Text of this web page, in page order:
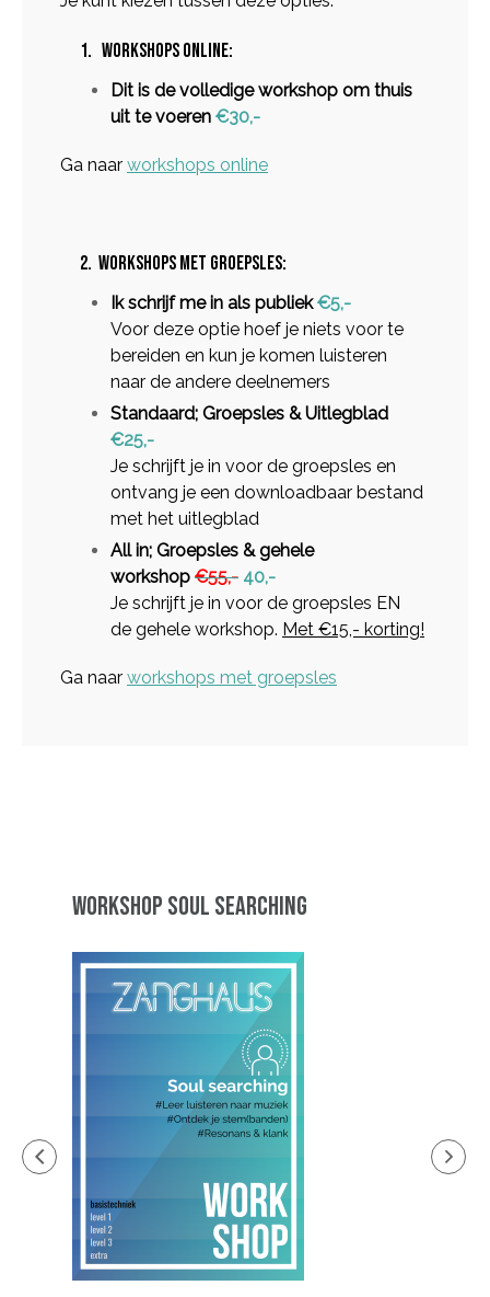
1. WORKSHOPS ONLINE:
Dit is de volledige workshop om thuis
uit te voeren €30,-
Ga naar workshops online
2. WORKSHOPS MET GROEPSLES:
Ik schrijf me in als publiek€5,-
Voor deze optie hoef je niets voor te
bereiden en kun je komen luisteren
naar de andere deelnemers
Standaard; Groepsles & Uitlegblad
€25,-
Je schrijft je in voor de groepsles en
ontvang je een downloadbaar bestand
met het uitlegblad
All in; Groepsles & gehele
workshop €55,- 40,-
Je schrijft je in voor de groepsles EN
de gehele workshop. Met €15,- korting!
Ga naar workshops met groepsles
WORKSHOP SOUL SEARCHING